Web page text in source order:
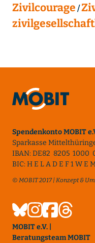
Zivilcourage
Spendenkonto MOBIT
Sparkasse
IBAN: DE82 8205 1000
BIC: H E L A D E F 1 W E
© MOBIT 2017 | Konzept &
MOBIT e.V. |
Beratungsteam MOBIT